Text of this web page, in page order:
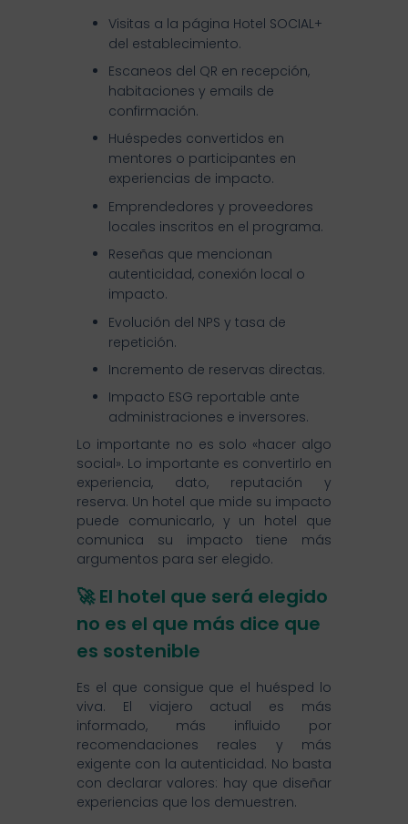
Visitas a la página Hotel SOCIAL+
del establecimiento.
Escaneos del QR en recepción,
habitaciones y emails de
confirmación.
Huéspedes convertidos en
mentores o participantes en
experiencias de impacto.
Emprendedores y proveedores
locales inscritos en el programa.
Reseñas que mencionan
autenticidad, conexión local o
impacto.
Evolución del NPS y tasa de
repetición.
Incremento de reservas directas.
Impacto ESG reportable ante
administraciones e inversores.
Lo importante no es solo «hacer algo
social». Lo importante es convertirlo en
experiencia, dato, reputación y
reserva. Un hotel que mide su impacto
puede comunicarlo, y un hotel que
comunica su impacto tiene más
argumentos para ser elegido.
🚀 El hotel que será elegido
no es el que más dice que
es sostenible
Es el que consigue que el huésped lo
viva. El viajero actual es más
informado, más influido por
recomendaciones reales y más
exigente con la autenticidad. No basta
con declarar valores: hay que diseñar
experiencias que los demuestren.